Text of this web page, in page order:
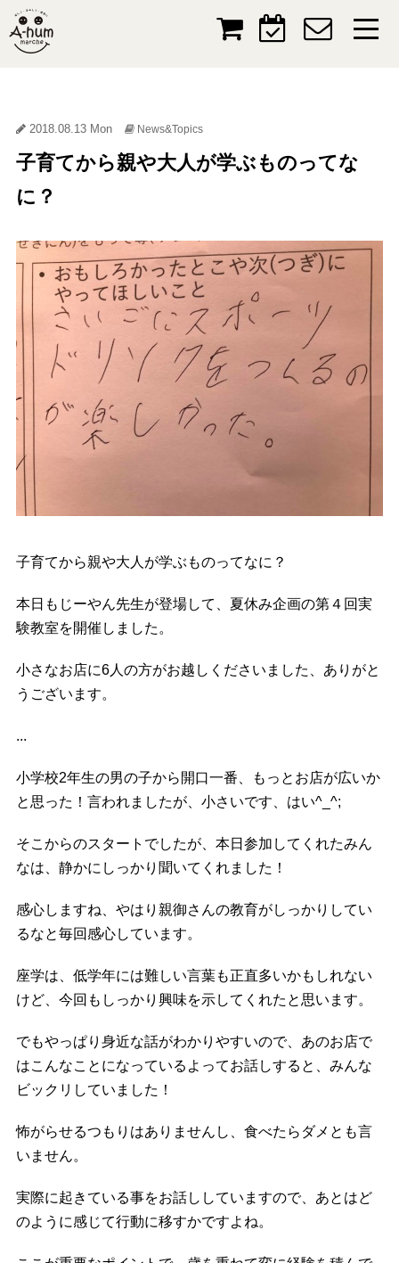
2018.08.13 Mon News&Topics
子育てから親や大人が学ぶものってな
に？
子育てから親や大人が学ぶものってなに？
本日もじーやん先生が登場して、夏休み企画の第４回実
験教室を開催しました。
小さなお店に6人の方がお越しくださいました、ありがと
うございます。
...
小学校2年生の男の子から開口一番、もっとお店が広いか
と思った！言われましたが、小さいです、はい^_^;
そこからのスタートでしたが、本日参加してくれたみん
なは、静かにしっかり聞いてくれました！
感心しますね、やはり親御さんの教育がしっかりしてい
るなと毎回感心しています。
座学は、低学年には難しい言葉も正直多いかもしれない
けど、今回もしっかり興味を示してくれたと思います。
でもやっぱり身近な話がわかりやすいので、あのお店で
はこんなことになっているよってお話しすると、みんな
ビックリしていました！
怖がらせるつもりはありませんし、食べたらダメとも言
いません。
実際に起きている事をお話ししていますので、あとはど
のように感じて行動に移すかですよね。